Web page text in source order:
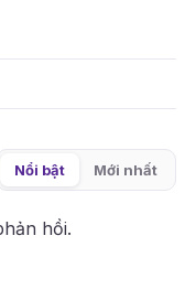
Nổi bật Mới nhất
hồi.